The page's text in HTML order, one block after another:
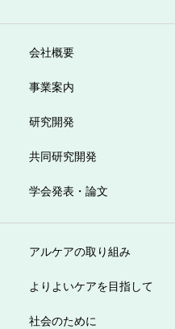
会社概要
事業案内
研究開発
共同研究開発
学会発表・論文
アルケアの取り組み
よりよいケアを目指して
社会のために